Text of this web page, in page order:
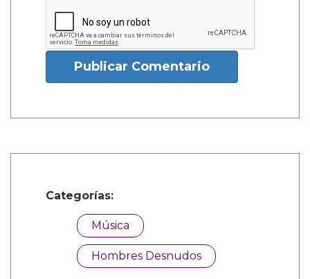
Publicar Comentario
Categorías:
Música
Hombres Desnudos